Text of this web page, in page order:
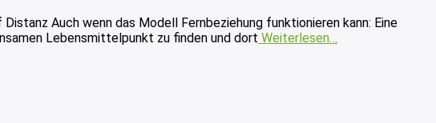
Auch wenn das Modell Fernbeziehung funktionieren kann: Eine
Lebensmittelpunkt zu finden und dort Weiterlesen…